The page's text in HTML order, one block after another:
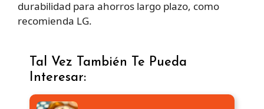
durabilidad para ahorros largo plazo, como
recomienda LG.
Tal Vez También Te Pueda
Interesar: